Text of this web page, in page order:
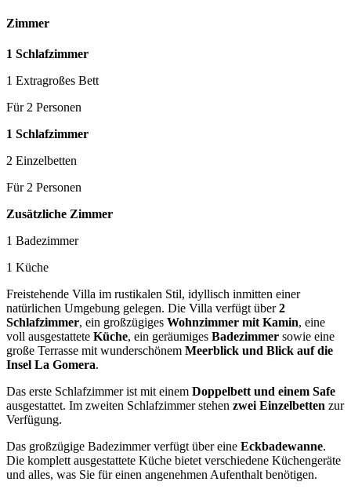
Zimmer
1 Schlafzimmer
1 Extragroßes Bett
Für 2 Personen
1 Schlafzimmer
2 Einzelbetten
Für 2 Personen
Zusätzliche Zimmer
1 Badezimmer
1 Küche
Freistehende Villa im rustikalen Stil, idyllisch inmitten einer
natürlichen Umgebung gelegen. Die Villa verfügt über2
Schlafzimmer, ein großzügiges Wohnzimmer mit Kamin, eine
voll ausgestattete Küche, ein geräumiges Badezimmer sowie eine
große Terrasse mit wunderschönem Meerblick und Blick auf die
Insel La Gomera.
Das erste Schlafzimmer ist mit einem Doppelbett und einem Safe
ausgestattet. Im zweiten Schlafzimmer stehen zwei Einzelbetten zur
Verfügung.
Das großzügige Badezimmer verfügt über eine Eckbadewanne.
Die komplett ausgestattete Küche bietet verschiedene Küchengeräte
und alles, was Sie für einen angenehmen Aufenthalt benötigen.